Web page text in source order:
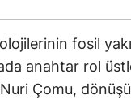
fosil
anahtar rol
Çomu,